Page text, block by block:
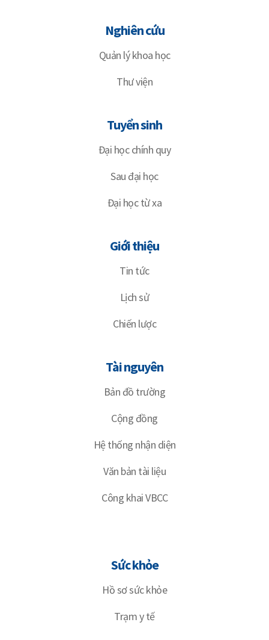
Nghiên cứu
Quản lý khoa học
Thư viện
Tuyển sinh
Đại học chính quy
Sau đại học
Đại học từ xa
Giới thiệu
Tin tức
Lịch sử
Chiến lược
Tài nguyên
Bản đồ trường
Cộng đồng
Hệ thống nhận diện
Văn bản tài liệu
Công khai VBCC
Sức khỏe
Hồ sơ sức khỏe
Trạm y tế